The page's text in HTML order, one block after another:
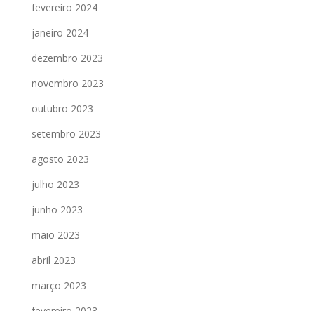
fevereiro 2024
janeiro 2024
dezembro 2023
novembro 2023
outubro 2023
setembro 2023
agosto 2023
julho 2023
junho 2023
maio 2023
abril 2023
março 2023